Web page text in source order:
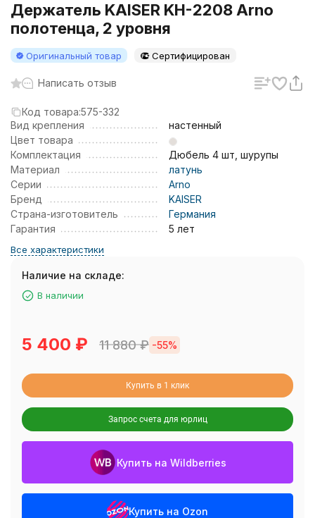
Держатель KAISER KH-2208 Arno
полотенца, 2 уровня
Оригинальный товар Сертифицирован
Написать отзыв
Код товара:575-332
Вид крепления
настенный
Цвет товара
Комплектация
Дюбель 4 шт, шурупы
Материал
латунь
Серии
Arno
Бренд
KAISER
Страна-изготовитель
Германия
Гарантия
5 лет
Все характеристики
Наличие на складе:
В наличии
5 400 ₽ 11 880₽ -55%
Купить в 1 клик
Запрос счета для юрлиц
Купить на Wildberries
Купить на Ozon